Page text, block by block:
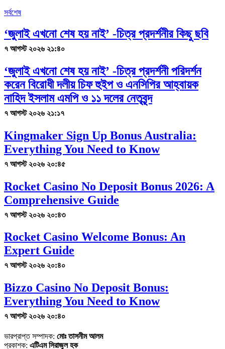
সর্বশেষ
‘জুলাই এখনো শেষ হয় নাই’ -চিত্র প্রদর্শনীর কিছু ছবি
৭ আগস্ট ২০২৬ ২১:৪০
‘জুলাই এখনো শেষ হয় নাই’ -চিত্র প্রদর্শনী পরিদর্শন
করেন বিরোধী দলীয় চিফ হুইপ ও এনসিপির আহ্বায়ক
নাহিদ ইসলাম এমপি ও ১১ দলের নেতৃবৃন্দ
৭ আগস্ট ২০২৬ ২১:১৭
Kingmaker Sign Up Bonus Australia:
Everything You Need to Know
৭ আগস্ট ২০২৬ ২০:৪৫
Rocket Casino No Deposit Bonus 2026: A
Comprehensive Guide
৭ আগস্ট ২০২৬ ২০:৪৩
Rocket Casino Welcome Bonus: An
Expert Guide
৭ আগস্ট ২০২৬ ২০:৪০
Bizzo Casino No Deposit Bonus:
Everything You Need to Know
৭ আগস্ট ২০২৬ ২০:৪০
ভারপ্রাপ্ত সম্পাদক: মোঃ তাসনীম আলম
প্রকাশক: এটিএম সিরাজুল হক